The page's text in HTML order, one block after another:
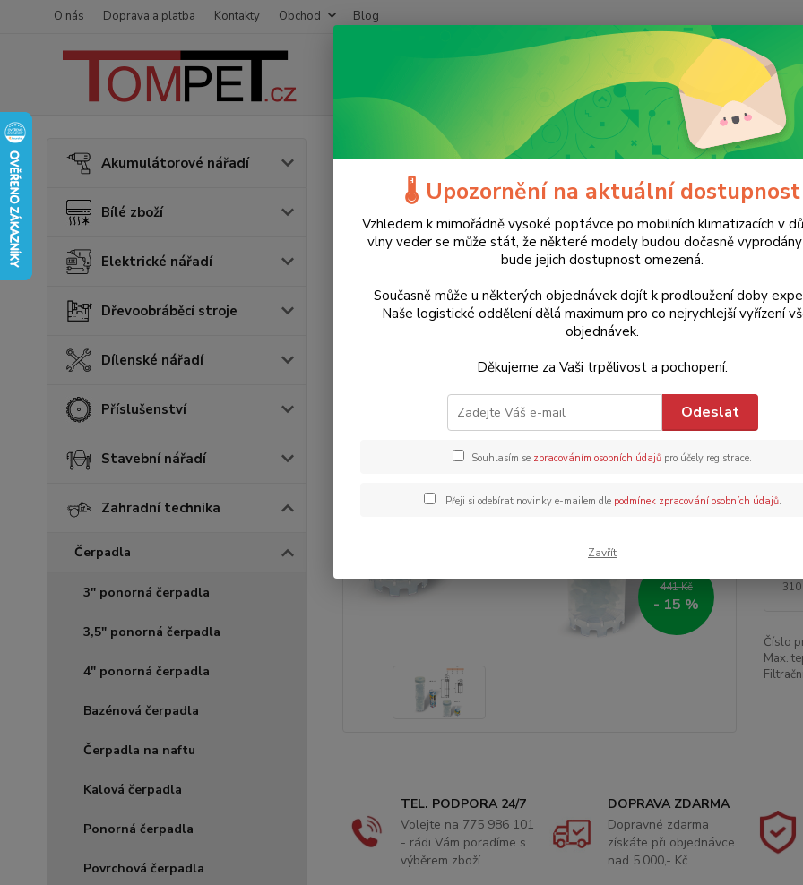
O nás Doprava a platba Kontakty Obchod Blog
(Po-
Akumulátorové nářadí
Bílé zboží
Elektrické nářadí
Dřevoobráběcí stroje
Dílenské nářadí
Příslušenství
Stavební nářadí
Zahradní technika
Čerpadla
3" ponorná čerpadla
3,5" ponorná čerpadla
4" ponorná čerpadla
Bazénová čerpadla
Čerpadla na naftu
Kalová čerpadla
Ponorná čerpadla
Povrchová čerpadla
Zahradní technika Čerpadla Příslušenství Vložka s polyfosfátem
Vložka s polyfosfátem pro Filtry
TOP produkt
441 Kč
- 15 %
vodu
310
Číslo
Max.
TEL. PODPORA 24/7
Volejte na 775 986 101
- rádi Vám poradíme s
výběrem zboží
DOPRAVA ZDARMA
Dopravné zdarma
získáte při objednávce
nad 5.000,- Kč
🌡️ Upozornění na aktuální dostupnost
Vzhledem k mimořádně vysoké poptávce po mobilních klimatizacích v
vlny veder se může stát, že některé modely budou dočasně
bude jejich dostupnost omezená.
Současně může u některých objednávek dojít k prodloužení doby
Naše logistické oddělení dělá maximum pro co nejrychlejší vyřízení
objednávek.
Děkujeme za Vaši trpělivost a pochopení.
Odeslat
Souhlasím se zpracováním osobních údajů pro účely registrace.
Přeji si odebírat novinky e-mailem dle podmínek zpracování osobních údajů.
Zavřít